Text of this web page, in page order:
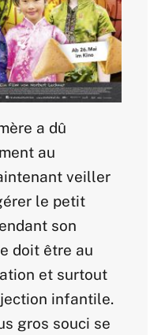
a dû
au
veiller
le petit
son
doit être au
et surtout
infantile.
gros souci se